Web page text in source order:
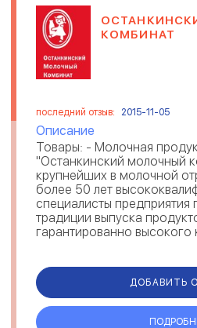
КОМБИНАТ
последний отзыв: 2015-11-05
Описание
Товары: - Молочная
"Останкинский молочный
крупнейших в молочной
более 50 лет
специалисты
традиции выпуска
гарантированно
ДОБАВИТЬ